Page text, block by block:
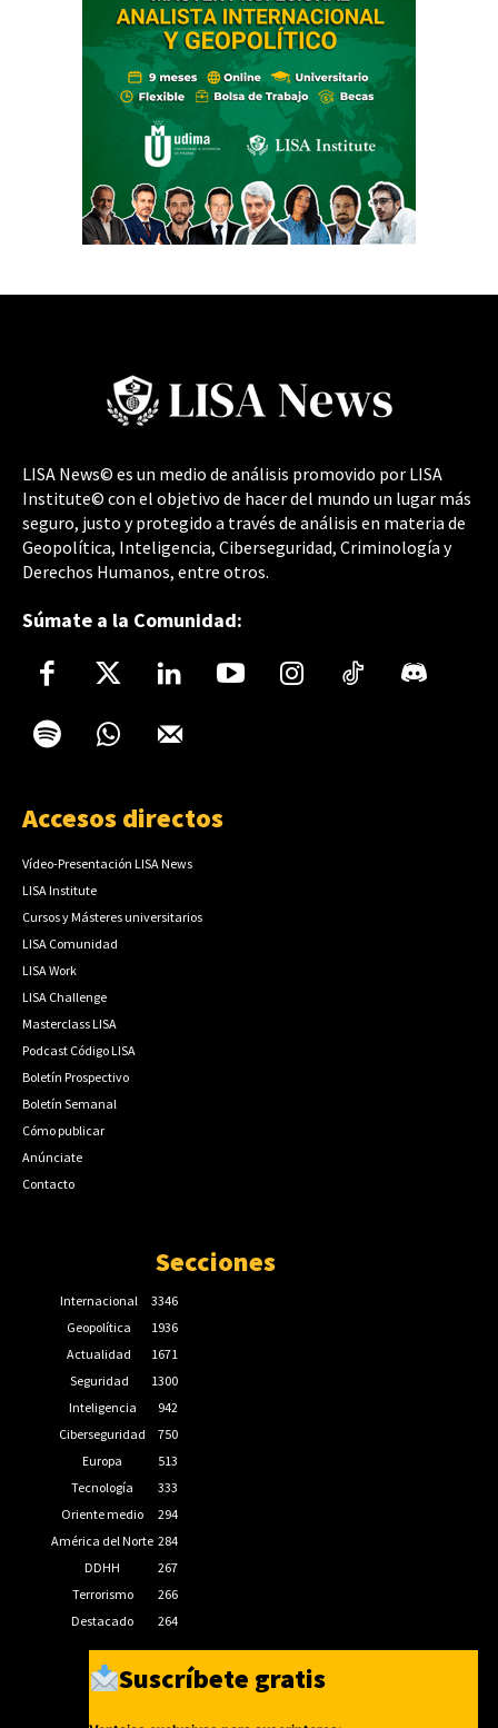
LISA News© es un medio de análisis promovido por LISA
Institute© con el objetivo de hacer del mundo un lugar más
seguro, justo y protegido a través de análisis en materia de
Geopolítica, Inteligencia, Ciberseguridad, Criminología y
Derechos Humanos, entre otros.
Súmate a la Comunidad:
Accesos directos
Vídeo-Presentación LISA News
LISA Institute
Cursos y Másteres universitarios
LISA Comunidad
LISA Work
LISA Challenge
Masterclass LISA
Podcast Código LISA
Boletín Prospectivo
Boletín Semanal
Cómo publicar
Anúnciate
Contacto
Secciones
Internacional
3346
Geopolítica
1936
Actualidad
1671
Seguridad
1300
Inteligencia
942
Ciberseguridad
750
Europa
513
Tecnología
333
Oriente medio
294
América del Norte 284
DDHH
267
Terrorismo
266
Destacado
264
Suscríbete gratis